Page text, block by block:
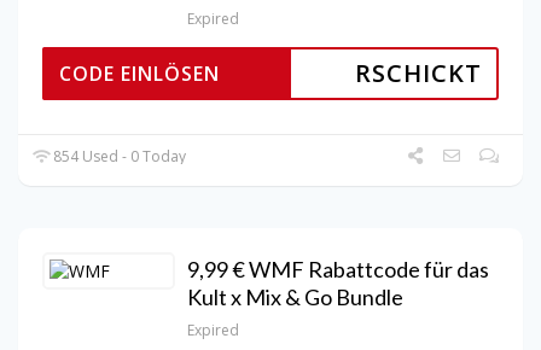
Expired
RSCHICKT
CODE EINLÖSEN
854 Used - 0 Today
9,99 € WMF Rabattcode für das
Kult x Mix & Go Bundle
Expired